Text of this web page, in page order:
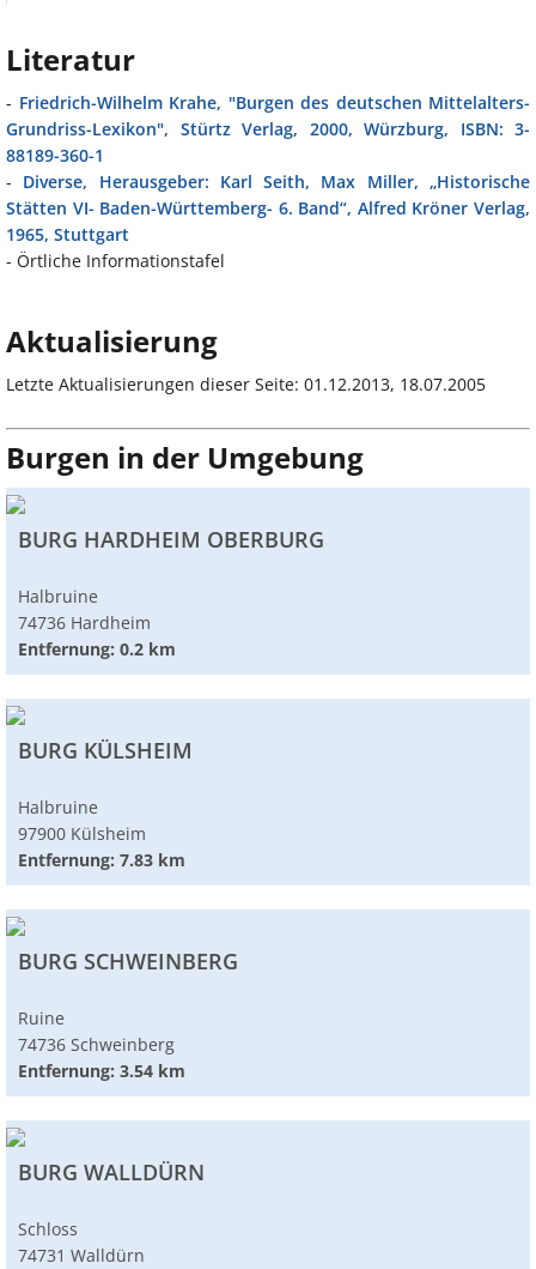
Literatur
- Friedrich-Wilhelm Krahe, "Burgen des deutschen Mittelalters-
Grundriss-Lexikon", Stürtz Verlag, 2000, Würzburg, ISBN: 3-
88189-360-1
- Diverse, Herausgeber: Karl Seith, Max Miller, „Historische
Stätten VI- Baden-Württemberg- 6. Band“, Alfred Kröner Verlag,
1965, Stuttgart
- Örtliche Informationstafel
Aktualisierung
Letzte Aktualisierungen dieser Seite: 01.12.2013, 18.07.2005
Burgen in der Umgebung
BURG HARDHEIM OBERBURG
Halbruine
74736 Hardheim
Entfernung: 0.2 km
BURG KÜLSHEIM
Halbruine
97900 Külsheim
Entfernung: 7.83 km
BURG SCHWEINBERG
Ruine
74736 Schweinberg
Entfernung: 3.54 km
BURG WALLDÜRN
Schloss
74731 Walldürn